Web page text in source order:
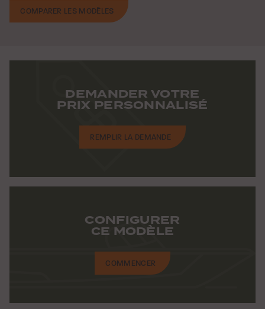
COMPARER LES MODÈLES
DEMANDER VOTRE
PRIX PERSONNALISÉ
REMPLIR LA DEMANDE
CONFIGURER
CE MODÈLE
COMMENCER